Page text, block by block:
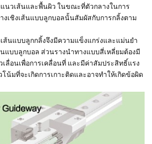
นวเส้นและพื้นผิว ในขณะที่ตัวกลางในการ
งเชิงเส้นแบบลูกบอลนั้นสัมผัสกับการกลิ้งตาม
ส้นแบบลูกกลิ้งจึงมีความแข็งแกร่งและแม่นยำ
นแบบลูกบอล ส่วนรางนำทางแบบสี่เหลี่ยมต้องมี
เลื่อนเพื่อการเคลื่อนที่ และมีค่าสัมประสิทธิ์แรง
น้มที่จะเกิดการเกาะติดและอาจทำให้เกิดข้อผิด